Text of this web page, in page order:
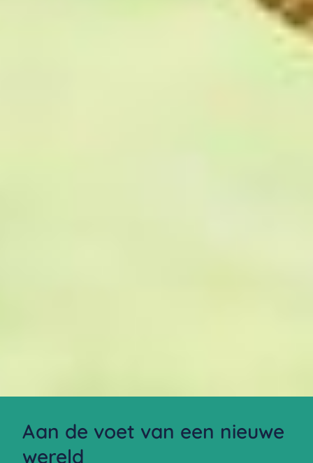
Aan de voet van een nieuwe
wereld